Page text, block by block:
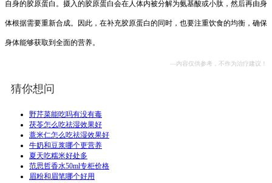
自身的胶原蛋白。摄入的胶原蛋白会在人体内被分解为氨基酸或小肽，然后再由身
体根据需要重新合成。因此，在补充胶原蛋白的同时，也要注重饮食的均衡，确保
身体能够获取到全面的营养。
—内容仅供参考，不作为治疗建议！
猜你想问
野芹菜能吃吗有没有毒
茯苓怎么吃祛湿效果好
薏米仁怎么吃祛湿效果好
牛奶和豆浆哪个更营养
夏天吃糯米好处多
范思哲香水50ml专柜价格
眉粉和眉笔哪个好用